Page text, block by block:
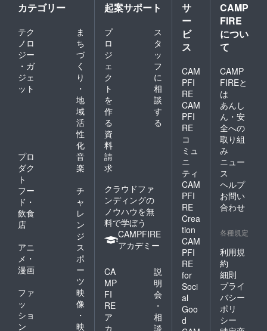
カテゴリー
テク
ノロ
ジー
・ガ
ジェ
ット
ま
ち
づ
く
り
・
地
域
活
性
化
プロ
ダク
ト
音
楽
フー
ド・
飲食
店
チ
ャ
レ
ン
ジ
アニ
メ・
漫画
ス
ポ
ー
ツ
ファ
ッ
ショ
ン
映
像
・
映
起案サポート
プ
ロ
ジ
ェ
ク
ト
を
作
る
ス
タ
ッ
フ
に
相
談
す
る
資
料
請
求
クラウドファ
ンディングの
ノウハウを無
料で学ぼう
CAMPFIRE
アカデミー
CA
MP
FI
RE
ア
カ
説
明
会
・
相
談
サ
ー
ビ
ス
CAM
PFI
RE
CAM
PFI
RE
コ
ミュ
ニ
ティ
CAM
PFI
RE
Crea
tion
CAM
PFI
RE
for
Soci
al
Goo
d
CAMP
FIRE
につい
て
CAMP
FIREと
は
あんし
ん・安
全への
取り組
み
ニュー
ス
ヘルプ
お問い
合わせ
各種規定
利用規
約
細則
プライ
バシー
ポリ
シー